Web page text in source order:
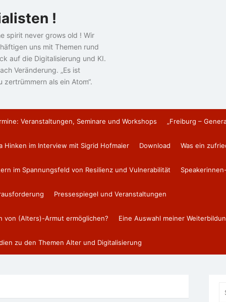
!
spirit never grows old ! Wir
uns mit Themen rund
auf die Digitalisierung und KI.
Veränderung. „Es ist
als ein Atom“.
Veranstaltungen, Seminare und Workshops „Freiburg –
Hinken im Interview mit Sigrid Hofmaier Download Was ein
im Spannungsfeld von Resilienz und Vulnerabilität
Pressespiegel und Veranstaltungen
von (Alters)-Armut ermöglichen? Eine Auswahl meiner
zu den Themen Alter und Digitalisierung